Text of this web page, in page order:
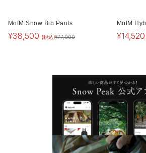
MofM Snow Bib Pants
¥38,500 (税込)¥77,000
MofM
¥14,520